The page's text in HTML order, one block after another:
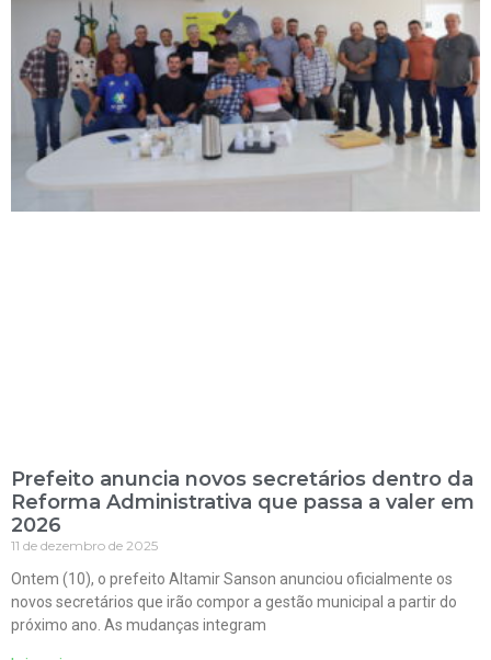
Prefeito anuncia novos secretários dentro da
Reforma Administrativa que passa a valer em
2026
11 de dezembro de 2025
Ontem (10), o prefeito Altamir Sanson anunciou oficialmente os
novos secretários que irão compor a gestão municipal a partir do
próximo ano. As mudanças integram